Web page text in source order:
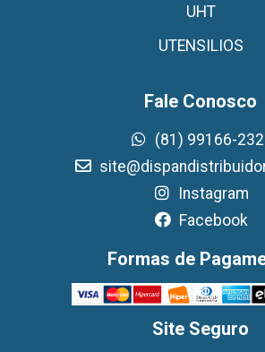
UHT
UTENSILIOS
Fale Conosco
(81) 99166-
Instagram
Facebook
Formas de
Site Seguro